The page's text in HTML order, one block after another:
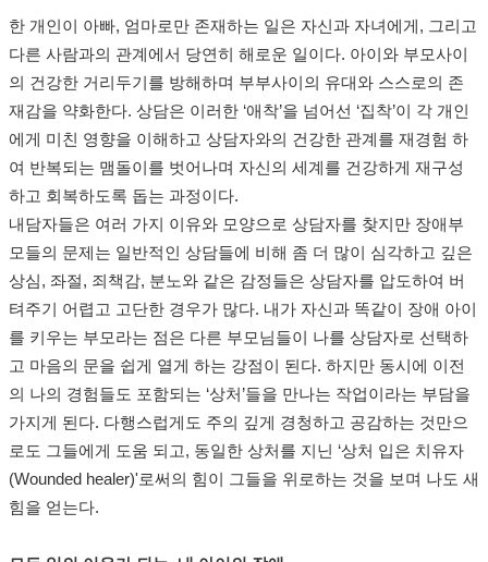
한 개인이 아빠, 엄마로만 존재하는 일은 자신과 자녀에게, 그리고
다른 사람과의 관계에서 당연히 해로운 일이다. 아이와 부모사이
의 건강한 거리두기를 방해하며 부부사이의 유대와 스스로의 존
재감을 약화한다. 상담은 이러한 ‘애착’을 넘어선 ‘집착’이 각 개인
에게 미친 영향을 이해하고 상담자와의 건강한 관계를 재경험 하
여 반복되는 맴돌이를 벗어나며 자신의 세계를 건강하게 재구성
하고 회복하도록 돕는 과정이다.
내담자들은 여러 가지 이유와 모양으로 상담자를 찾지만 장애부
모들의 문제는 일반적인 상담들에 비해 좀 더 많이 심각하고 깊은
상심, 좌절, 죄책감, 분노와 같은 감정들은 상담자를 압도하여 버
텨주기 어렵고 고단한 경우가 많다. 내가 자신과 똑같이 장애 아이
를 키우는 부모라는 점은 다른 부모님들이 나를 상담자로 선택하
고 마음의 문을 쉽게 열게 하는 강점이 된다. 하지만 동시에 이전
의 나의 경험들도 포함되는 ‘상처’들을 만나는 작업이라는 부담을
가지게 된다. 다행스럽게도 주의 깊게 경청하고 공감하는 것만으
로도 그들에게 도움 되고, 동일한 상처를 지닌 ‘상처 입은 치유자
(Wounded healer)'로써의 힘이 그들을 위로하는 것을 보며 나도 새
힘을 얻는다.